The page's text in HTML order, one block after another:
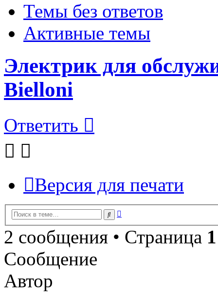
Темы без ответов
Активные темы
Электрик для
Bielloni
Ответить
Версия для печати
Поиск
2 сообщения • Страница 1
Сообщение
Автор